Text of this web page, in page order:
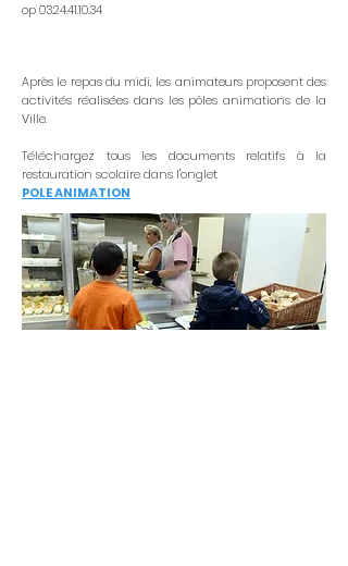
op03.24.41.10.34
Après le repas du midi, les animateurs proposent des
activités réalisées dans les pôles animations de la
Ville.
Téléchargez tous les documents relatifs à la
restauration scolaire dans l'onglet
POLE ANIMATION